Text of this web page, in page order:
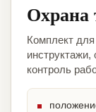
Охрана
Комплект
инструктажи,
контроль